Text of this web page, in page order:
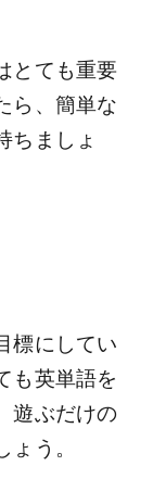
とても重要
ら、簡単な
ちましょ
標にしてい
も英単語を
遊ぶだけの
う。